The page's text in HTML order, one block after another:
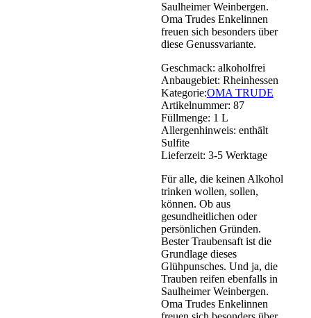
Saulheimer Weinbergen.
Oma Trudes Enkelinnen
freuen sich besonders über
diese Genussvariante.
Geschmack: alkoholfrei
Anbaugebiet: Rheinhessen
Kategorie:OMA TRUDE
Artikelnummer: 87
Füllmenge: 1 L
Allergenhinweis: enthält
Sulfite
Lieferzeit: 3-5 Werktage
Für alle, die keinen Alkohol
trinken wollen, sollen,
können. Ob aus
gesundheitlichen oder
persönlichen Gründen.
Bester Traubensaft ist die
Grundlage dieses
Glühpunsches. Und ja, die
Trauben reifen ebenfalls in
Saulheimer Weinbergen.
Oma Trudes Enkelinnen